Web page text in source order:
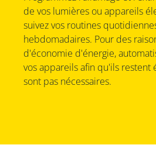
de vos lumières ou appareils
suivez vos routines
hebdomadaires. Pour des
d'économie d'énergie,
vos appareils afin qu'ils restent
sont pas nécessaires.